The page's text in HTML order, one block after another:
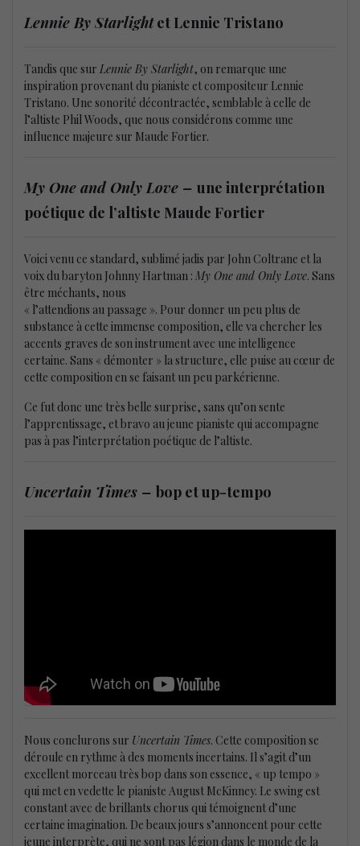
Lennie By Starlightet Lennie Tristano
Tandis que sur Lennie By Starlight, on remarque une
inspiration provenant du pianiste et compositeur Lennie
Tristano. Une sonorité décontractée, semblable à celle de
l’altiste Phil Woods, que nous considérons comme une
influence majeure sur Maude Fortier.
My One and Only Love – une interprétation
poétique de l’altiste Maude Fortier
Voici venu ce standard, sublimé jadis par John Coltrane et la
voix du baryton Johnny Hartman : My One and Only Love. Sans
être méchants, nous
« l’attendions au passage ». Pour donner un peu plus de
substance à cette immense composition, elle va chercher les
accents graves de son instrument avec une intelligence
certaine. Sans « démonter » la structure, elle puise au cœur de
cette composition en se faisant un peu parkérienne.
Ce fut donc une très belle surprise, sans qu’on sente
l’apprentissage, et bravo au jeune pianiste qui accompagne
pas à pas l’interprétation poétique de l’altiste.
Uncertain Times – bop et up-tempo
Nous conclurons sur Uncertain Times. Cette composition se
déroule en rythme à des moments incertains. Il s’agit d’un
excellent morceau très bop dans son essence, « up tempo »
qui met en vedette le pianiste August McKinney. Le swing est
constant avec de brillants chorus qui témoignent d’une
certaine imagination. De beaux jours s’annoncent pour cette
jeune interprète, qui ne sont pas légion dans le monde de la